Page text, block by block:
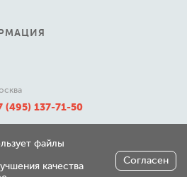
(495) 137-71-50
файлы
качества
Согласен